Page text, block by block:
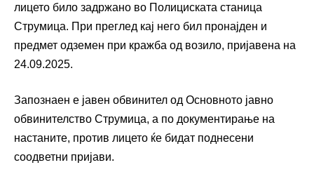
лицето било задржано во Полициската станица
Струмица. При преглед кај него бил пронајден и
предмет одземен при кражба од возило, пријавена на
24.09.2025.
Запознаен е јавен обвинител од Основното јавно
обвинителство Струмица, а по документирање на
настаните, против лицето ќе бидат поднесени
соодветни пријави.